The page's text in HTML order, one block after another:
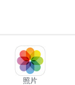
照片